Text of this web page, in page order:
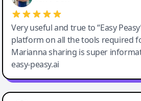
Very useful and true to “Easy
platform on all the tools required
Marianna sharing is super
easy-peasy.ai